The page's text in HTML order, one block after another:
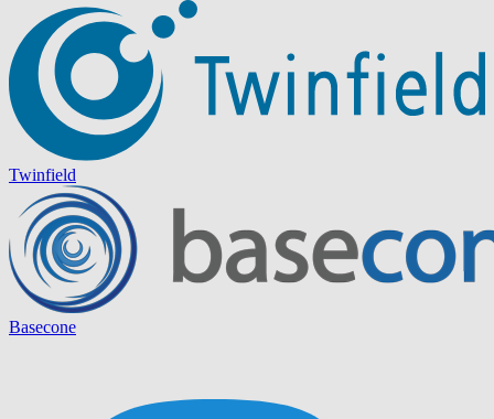
Twinfield
Basecone